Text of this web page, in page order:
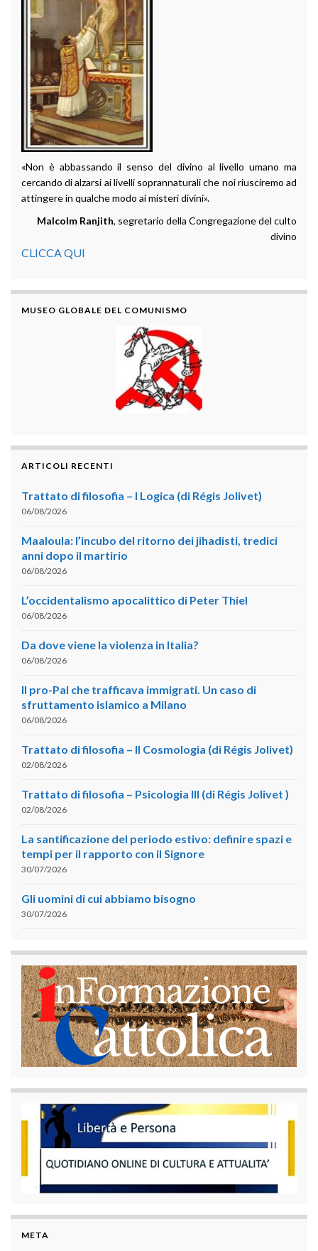
«Non è abbassando il senso del divino al livello umano ma
cercando di alzarsi ai livelli soprannaturali che noi riusciremo ad
attingere in qualche modo ai misteri divini».
Malcolm Ranjith, segretario della Congregazione del culto
divino
CLICCA QUI
MUSEO GLOBALE DEL COMUNISMO
ARTICOLI RECENTI
Trattato di filosofia – I Logica (di Régis Jolivet)
06/08/2026
Maaloula: l’incubo del ritorno dei jihadisti, tredici
anni dopo il martirio
06/08/2026
L’occidentalismo apocalittico di Peter Thiel
06/08/2026
Da dove viene la violenza in Italia?
06/08/2026
Il pro-Pal che trafficava immigrati. Un caso di
sfruttamento islamico a Milano
06/08/2026
Trattato di filosofia – II Cosmologia (di Régis Jolivet)
02/08/2026
Trattato di filosofia – Psicologia III (di Régis Jolivet )
02/08/2026
La santificazione del periodo estivo: definire spazi e
tempi per il rapporto con il Signore
30/07/2026
Gli uomini di cui abbiamo bisogno
30/07/2026
META